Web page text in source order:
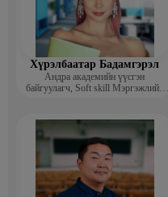
Хүрэлбаатар Бадамгэрэл
Андра академийн үүсгэн
байгуулагч, Soft skill Мэргэжлийн